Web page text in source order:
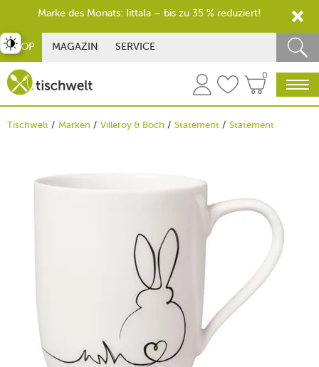
SHOP MAGAZIN SERVICE
0
Tischwelt Marken Villeroy & Boch Statement Statement
umschalten
Marke des Monats: Iittala – bis zu 35 % reduziert!